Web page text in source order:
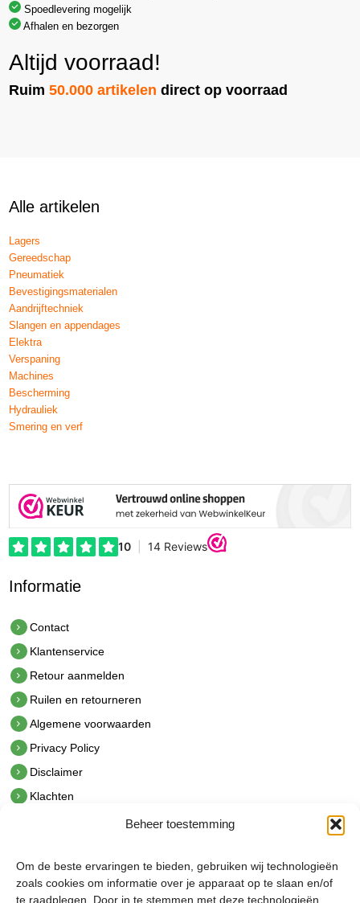
Beheer toestemming
Om de beste ervaringen te bieden, gebruiken wij technologieën
zoals cookies om informatie over je apparaat op te slaan en/of
te raadplegen. Door in te stemmen met deze technologieën
Spoedlevering mogelijk
Afhalen en bezorgen
Altijd voorraad!
Ruim50.000 artikelen direct op voorraad
Alle artikelen
Lagers
Gereedschap
Pneumatiek
Bevestigingsmaterialen
Aandrijftechniek
Slangen en appendages
Elektra
Verspaning
Machines
Bescherming
Hydrauliek
Smering en verf
Informatie
Contact
Klantenservice
Retour aanmelden
Ruilen en retourneren
Algemene voorwaarden
Privacy Policy
Disclaimer
Klachten
hetindustriehuis B.V.
De Hoek 1 1601 MR Enkhuizen
t.0228 53 00 40